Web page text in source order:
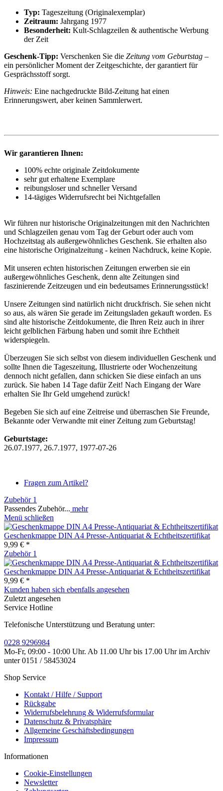
Typ: Tageszeitung (Originalexemplar)
Zeitraum: Jahrgang 1977
Besonderheit: Kult-Schlagzeilen & authentische Werbung
der Zeit
Geschenk-Tipp: Verschenken Sie die Zeitung vom Geburtstag –
ein persönlicher Moment der Zeitgeschichte, der garantiert für
Gesprächsstoff sorgt.
Hinweis: Eine nachgedruckte Bild-Zeitung hat einen
Erinnerungswert, aber keinen Sammlerwert.
Wir garantieren Ihnen:
100% echte originale Zeitdokumente
sehr gut erhaltene Exemplare
reibungsloser und schneller Versand
14-tägiges Widerrufsrecht bei Nichtgefallen
Wir führen nur historische Originalzeitungen mit den Nachrichten
und Schlagzeilen genau vom Tag der Geburt oder auch vom
Hochzeitstag als außergewöhnliches Geschenk. Sie erhalten also
eine historische Originalzeitung - keinen Nachdruck, keine Kopie.
Mit unseren echten historischen Zeitungen erwerben sie ein
außergewöhnliches Geschenk, denn alte Zeitungen sind
faszinierende Zeitzeugen und ein bedeutsames Erinnerungsstück!
Unsere Zeitungen sind natürlich nicht druckfrisch. Sie sehen nicht
so aus, als wären Sie gerade im Zeitungsladen gekauft worden. Es
sind alte historische Zeitdokumente, die Ihren Reiz auch in ihrer
leicht gelblichen Färbung haben und somit ihre Echtheit
widerspiegeln.
Überzeugen Sie sich selbst von diesem individuellen Geschenk und
sollte Ihnen die Tageszeitung, Illustrierte oder Wochenzeitung
dennoch nicht gefallen, dann schicken Sie diese einfach an uns
zurück. Sie haben 14 Tage dafür Zeit! Nach Eingang der Ware
erhalten Sie Ihr Geld umgehend zurück!
Begeben Sie sich auf eine Zeitreise und überraschen Sie Freunde,
Bekannte oder Verwandte mit einer Zeitung zum Geburtstag!
Geburtstage:
26.07.1977, 26.7.1977, 1977-07-26
Fragen zum Artikel?
Zubehör 1
Passendes Zubehör... mehr
Menü schließen
Geschenkmappe DIN A4 Presse-Antiquariat & Echtheitszertifikat
9,99 € *
Zubehör 1
Geschenkmappe DIN A4 Presse-Antiquariat & Echtheitszertifikat
9,99 € *
Kunden haben sich ebenfalls angesehen
Zuletzt angesehen
Service Hotline
Telefonische Unterstützung und Beratung unter:
0228 9296984
Mo-Fr, 09:00 - 10:00 Uhr. Ab 11.00 Uhr bis 17.00 Uhr im Archiv
unter 0151 / 58453024
Shop Service
Kontakt / Hilfe / Support
Rückgabe
Widerrufsbelehrung & Widerrufsformular
Datenschutz & Privatsphäre
Allgemeine Geschäftsbedingungen
Impressum
Informationen
Cookie-Einstellungen
Newsletter